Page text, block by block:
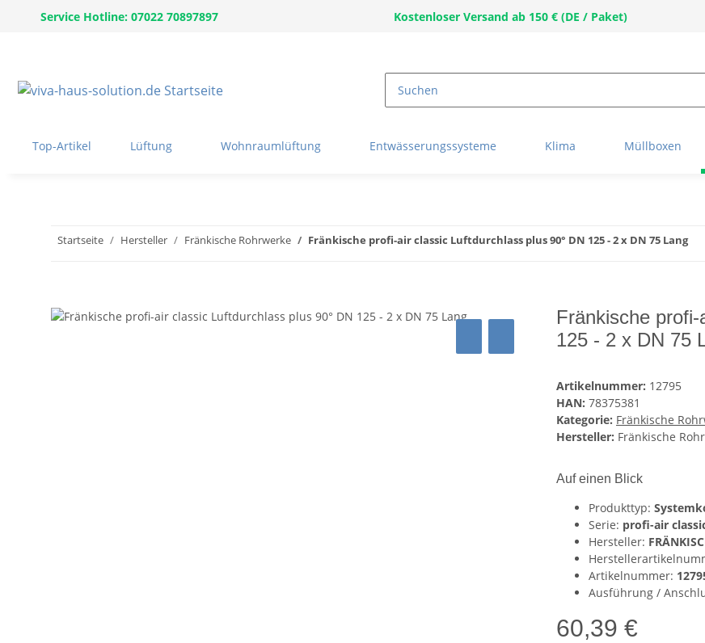
Service Hotline: 07022 70897897 Kostenloser Versand ab 150 € (DE / Paket)
Top-Artikel Lüftung Wohnraumlüftung Entwässerungssysteme Klima Müllboxen
Startseite Hersteller Fränkische Rohrwerke Fränkische profi-air classic Luftdurchlass plus 90° DN 125 - 2 x DN 75 Lang
Fränkische
125 - 2 x DN 75
Artikelnummer: 12795
HAN: 78375381
Kategorie: Fränkische
Hersteller: Fränkische
Auf einen Blick
Produkttyp:
Serie: profi-air
Hersteller:
Artikelnummer:
Ausführung /
60,39 €